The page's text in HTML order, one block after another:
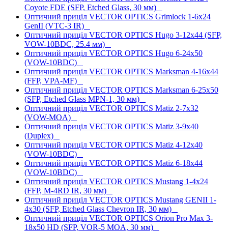
Coyote FDE (SFP, Etched Glass, 30 мм)
Оптичний приціл VECTOR OPTICS Grimlock 1-6x24
GenII (VTC-3 IR)
Оптичний приціл VECTOR OPTICS Hugo 3-12x44 (SFP,
VOW-10BDC, 25.4 мм)
Оптичний приціл VECTOR OPTICS Hugo 6-24x50
(VOW-10BDC)
Оптичний приціл VECTOR OPTICS Marksman 4-16x44
(FFP, VPA-MF)
Оптичний приціл VECTOR OPTICS Marksman 6-25x50
(SFP, Etched Glass MPN-1, 30 мм)
Оптичний приціл VECTOR OPTICS Matiz 2-7x32
(VOW-MOA)
Оптичний приціл VECTOR OPTICS Matiz 3-9x40
(Duplex)
Оптичний приціл VECTOR OPTICS Matiz 4-12x40
(VOW-10BDC)
Оптичний приціл VECTOR OPTICS Matiz 6-18x44
(VOW-10BDC)
Оптичний приціл VECTOR OPTICS Mustang 1-4x24
(FFP, M-4RD IR, 30 мм)
Оптичний приціл VECTOR OPTICS Mustang GENII 1-
4x30 (SFP, Etched Glass Chevron IR, 30 мм)
Оптичний приціл VECTOR OPTICS Orion Pro Max 3-
18x50 HD (SFP, VOR-5 MOA, 30 мм)